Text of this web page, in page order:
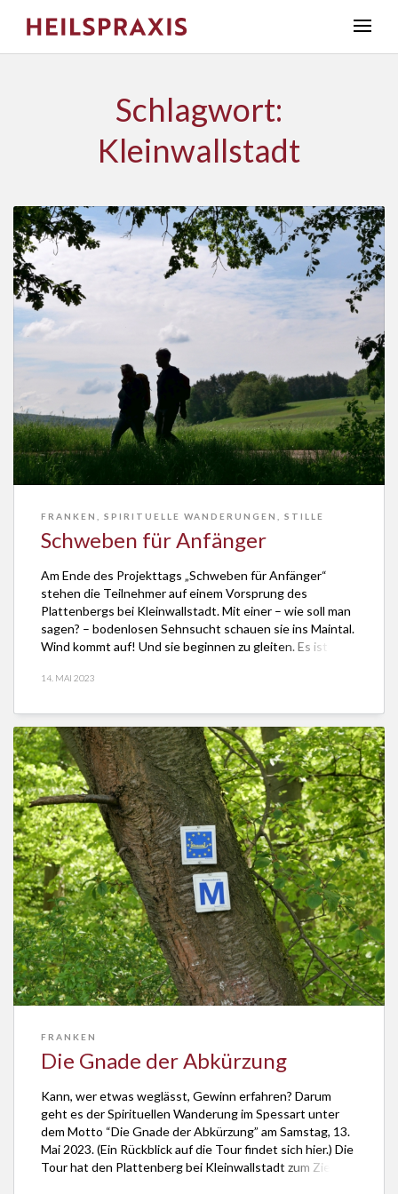
Schlagwort:
Kleinwallstadt
FRANKEN SPIRITUELLE WANDERUNGEN STILLE
Schweben für Anfänger
Am Ende des Projekttags „Schweben für Anfänger“
stehen die Teilnehmer auf einem Vorsprung des
Plattenbergs bei Kleinwallstadt. Mit einer – wie soll man
sagen? – bodenlosen Sehnsucht schauen sie ins Maintal.
Wind kommt auf! Und sie beginnen zu gleiten. Es ist kein
Pilgerinnen erlebt eine ungeahnte Leichtigkeit. […]
14. MAI 2023
FRANKEN
Die Gnade der Abkürzung
Kann, wer etwas weglässt, Gewinn erfahren? Darum
geht es der Spirituellen Wanderung im Spessart unter
dem Motto “Die Gnade der Abkürzung” am Samstag, 13.
Mai 2023. (Ein Rückblick auf die Tour findet sich hier.) Die
Tour hat den Plattenberg bei Kleinwallstadt zum Ziel.